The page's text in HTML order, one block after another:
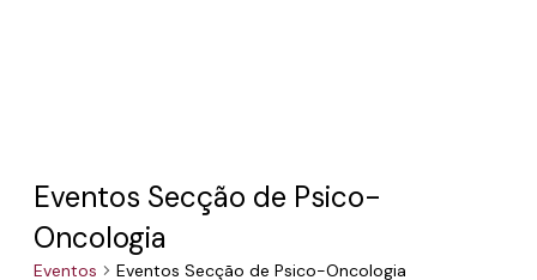
Eventos Secção de Psico-
Oncologia
Eventos Eventos Secção de Psico-Oncologia